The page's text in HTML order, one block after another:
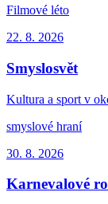
Filmové léto
22. 8. 2026
Smyslosvět
Kultura a sport v
smyslové hraní
30. 8. 2026
Karnevalové